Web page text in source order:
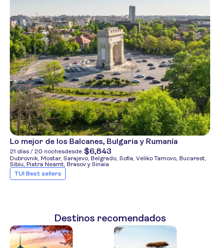
Lo mejor de los Balcanes, Bulgaria y Rumanía
21 días / 20 nochesdesde $6,843
Dubrovnik, Mostar, Sarajevo, Belgrado, Sofía, Veliko Tarnovo, Bucarest,
Sibiu, Piatra Neamt, Brasov y Sinaia
TUI Best sellers
Destinos recomendados